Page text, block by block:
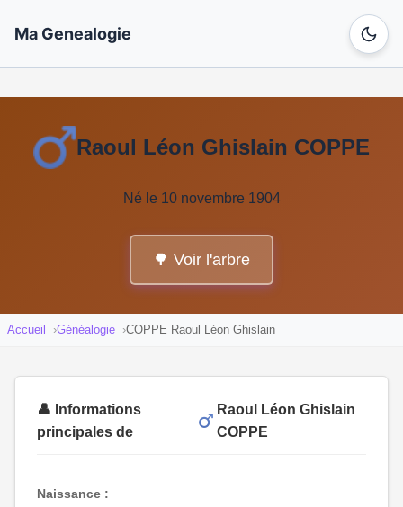
Ma Genealogie
Raoul Léon Ghislain COPPE
Né le 10 novembre 1904
🌳 Voir l'arbre
Accueil Généalogie COPPE Raoul Léon Ghislain
👤 Informations
principales de
Raoul Léon Ghislain
COPPE
Naissance :